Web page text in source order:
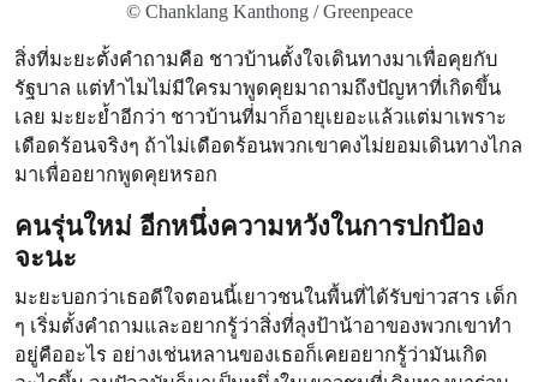
© Chanklang Kanthong / Greenpeace
สิ่งที่มะยะตั้งคำถามคือ ชาวบ้านตั้งใจเดินทางมาเพื่อคุยกับ
รัฐบาล แต่ทำไมไม่มีใครมาพูดคุยมาถามถึงปัญหาที่เกิดขึ้น
เลย มะยะย้ำอีกว่า ชาวบ้านที่มาก็อายุเยอะแล้วแต่มาเพราะ
เดือดร้อนจริงๆ ถ้าไม่เดือดร้อนพวกเขาคงไม่ยอมเดินทางไกล
มาเพื่ออยากพูดคุยหรอก
คนรุ่นใหม่ อีกหนึ่งความหวังในการปกป้อง
จะนะ
มะยะบอกว่าเธอดีใจตอนนี้เยาวชนในพื้นที่ได้รับข่าวสาร เด็ก
ๆ เริ่มตั้งคำถามและอยากรู้ว่าสิ่งที่ลุงป้าน้าอาของพวกเขาทำ
อยู่คืออะไร อย่างเช่นหลานของเธอก็เคยอยากรู้ว่ามันเกิด